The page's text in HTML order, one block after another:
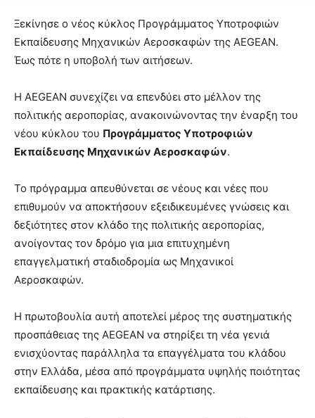
Ξεκίνησε ο νέος κύκλος Προγράμματος Υποτροφιών
Εκπαίδευσης Μηχανικών Αεροσκαφών της AEGEAN.
Έως πότε η υποβολή των αιτήσεων.
Η AEGEAN συνεχίζει να επενδύει στο μέλλον της
πολιτικής αεροπορίας, ανακοινώνοντας την έναρξη του
νέου κύκλου του Προγράμματος Υποτροφιών
Εκπαίδευσης Μηχανικών Αεροσκαφών.
Το πρόγραμμα απευθύνεται σε νέους και νέες που
επιθυμούν να αποκτήσουν εξειδικευμένες γνώσεις και
δεξιότητες στον κλάδο της πολιτικής αεροπορίας,
ανοίγοντας τον δρόμο για μια επιτυχημένη
επαγγελματική σταδιοδρομία ως Μηχανικοί
Αεροσκαφών.
Η πρωτοβουλία αυτή αποτελεί μέρος της συστηματικής
προσπάθειας της AEGEAN να στηρίξει τη νέα γενιά
ενισχύοντας παράλληλα τα επαγγέλματα του κλάδου
στην Ελλάδα, μέσα από προγράμματα υψηλής ποιότητας
εκπαίδευσης και πρακτικής κατάρτισης.